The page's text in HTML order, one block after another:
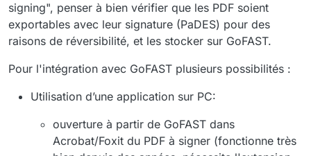
signing", penser à bien vérifier que les PDF soient
exportables avec leur signature (PaDES) pour des
raisons de réversibilité, et les stocker sur GoFAST.
Pour l'intégration avec GoFAST plusieurs possibilités :
Utilisation d’une application sur PC:
ouverture à partir de GoFAST dans
Acrobat/Foxit du PDF à signer (fonctionne très